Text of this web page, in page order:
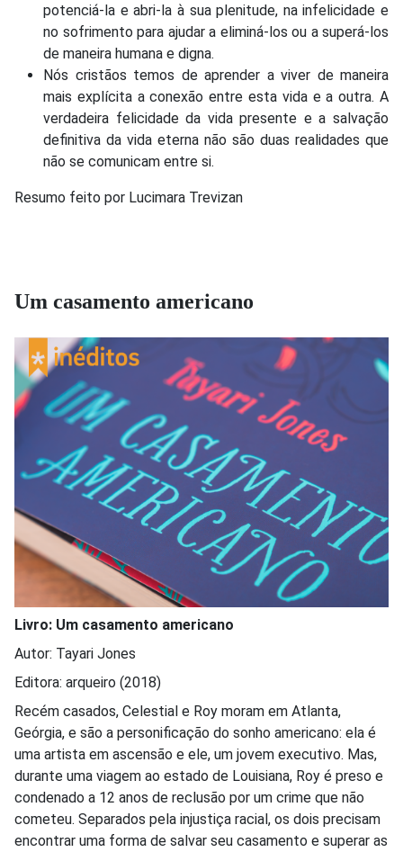
potenciá-la e abri-la à sua plenitude, na infelicidade e
no sofrimento para ajudar a eliminá-los ou a superá-los
de maneira humana e digna.
Nós cristãos temos de aprender a viver de maneira
mais explícita a conexão entre esta vida e a outra. A
verdadeira felicidade da vida presente e a salvação
definitiva da vida eterna não são duas realidades que
não se comunicam entre si.
Resumo feito por Lucimara Trevizan
Um casamento americano
Livro: Um casamento americano
Autor: Tayari Jones
Editora: arqueiro (2018)
Recém casados, Celestial e Roy moram em Atlanta,
Geórgia, e são a personificação do sonho americano: ela é
uma artista em ascensão e ele, um jovem executivo. Mas,
durante uma viagem ao estado de Louisiana, Roy é preso e
condenado a 12 anos de reclusão por um crime que não
cometeu. Separados pela injustiça racial, os dois precisam
encontrar uma forma de salvar seu casamento e superar as